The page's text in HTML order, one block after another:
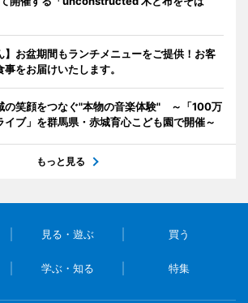
】お盆期間もランチメニューをご提供！お客
をお届けいたします。
の笑顔をつなぐ"本物の音楽体験" ～「100万
イブ」を群馬県・赤城育心こども園で開催～
もっと見る
見る・遊ぶ 買う
学ぶ・知る 特集